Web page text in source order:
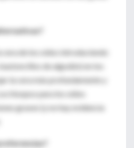
cera de los oídos introduciendo
de algodón) en los
la cera más profundamente y
hisopos para los oídos
graves (y no hay evidencia